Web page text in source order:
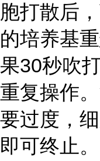
胞打散后
的培养基
果30秒吹
重复操作
要过度，
即可终止。